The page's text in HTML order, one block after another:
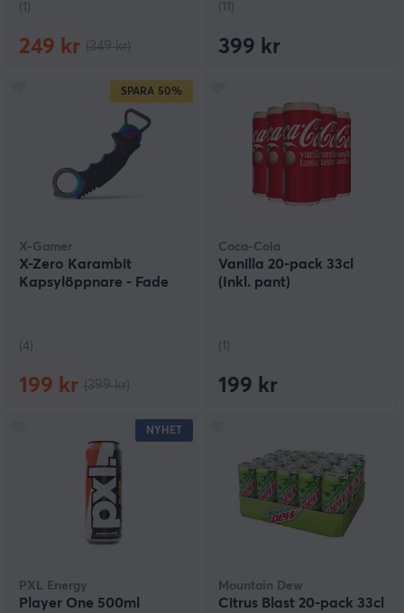
(1)
249 kr
(11)
399 kr
SPARA 50%
X-Gamer
X-Zero Karambit
Kapsylöppnare - Fade
(4)
199 kr
Coca-Cola
Vanilla 20-pack 33cl
(Inkl. pant)
(1)
199 kr
NYHET
PXL Energy
Player One 500ml
Mountain Dew
Citrus Blast 20-pack 33cl